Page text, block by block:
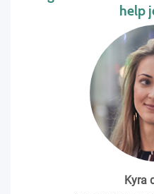
help
Kyra